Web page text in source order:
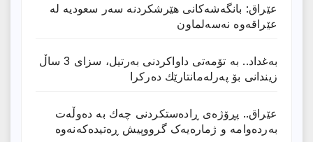
عێراق: بانگەشەكانی هێرشكردنە سەر سعودیە لە
عێراقەوە نەسەلماون
بەغداد.. بە تۆمەتی داواكردنی بەرتیل، سزای 3 ساڵ
زیندانی بۆ پەرلەمانتارێك دەركرا
عێراق.. پڕۆژەی ڕادەستكردنی چەك بە دەوڵەت
بەردەوامە و ژمارەیەک گرووپیش ڕەتیدەکەنەوە